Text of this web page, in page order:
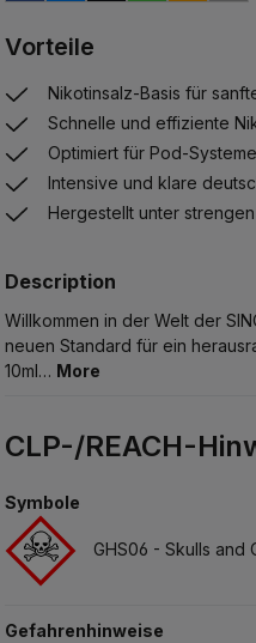
Vorteile
Nikotinsalz-Basis für
Schnelle und effiziente
Optimiert für Pod-
Intensive und klare
Hergestellt unter
Description
Willkommen in der Welt der
neuen Standard für ein
10ml… More
CLP-/REACH-
Symbole
GHS06 - Skulls and
Gefahrenhinweise